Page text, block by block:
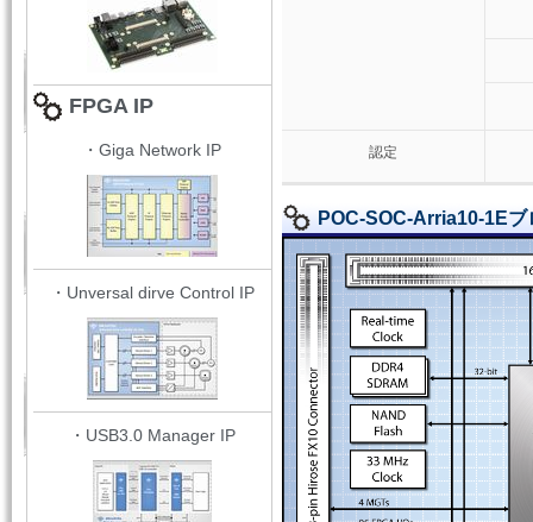
FPGA IP
・Giga Network IP
・Unversal dirve Control IP
・USB3.0 Manager IP
認定
POC-SOC-Arria10-1Eブ